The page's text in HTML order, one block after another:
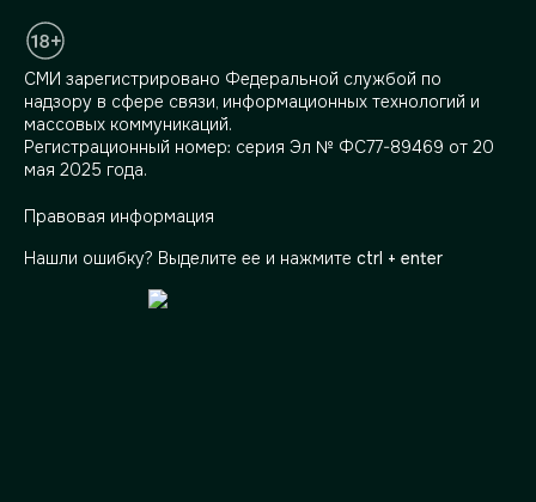
СМИ зарегистрировано Федеральной службой по
надзору в сфере связи, информационных технологий и
массовых коммуникаций.
Регистрационный номер: серия Эл № ФС77-89469 от 20
мая 2025 года.
Правовая информация
Нашли ошибку? Выделите ее и нажмите ctrl + enter